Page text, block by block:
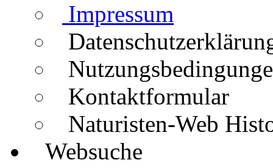
Impressum
Kontaktformular
Naturisten-Web
Websuche